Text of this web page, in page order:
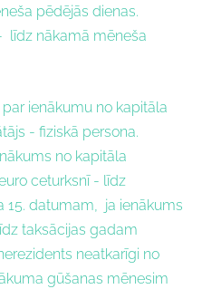
pēdējās dienas.
līdz nākamā mēneša
ienākumu no kapitāla
- fiziskā persona.
no kapitāla
ceturksnī - līdz
15. datumam, ja ienākums
taksācijas gadam
erezidents neatkarīgi no
gūšanas mēnesim